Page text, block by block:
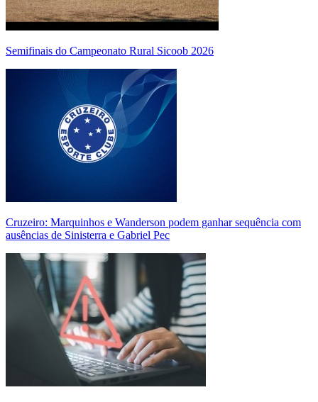
Semifinais do Campeonato Rural Sicoob 2026
Cruzeiro: Marquinhos e Wanderson podem ganhar sequência com
ausências de Sinisterra e Gabriel Pec